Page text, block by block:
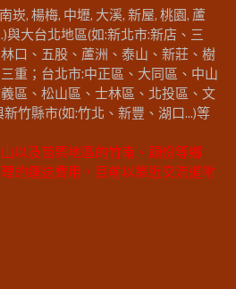
崁, 楊梅, 中壢, 大溪, 新屋, 桃園, 蘆
與大台北地區(如:新北市:新店、三
口、五股、蘆洲、泰山、新莊、樹
重；台北市:中正區、大同區、中山
區、松山區、士林區、北投區、文
竹縣市(如:竹北、新豐、湖口...)等
以及苗栗地區的竹南、頭份等鄉
的運送費用，目前以靠近交流道附